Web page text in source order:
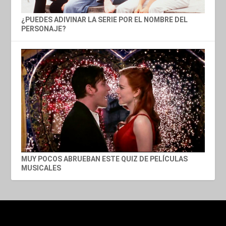
¿PUEDES ADIVINAR LA SERIE POR EL NOMBRE DEL
PERSONAJE?
MUY POCOS ABRUEBAN ESTE QUIZ DE PELÍCULAS
MUSICALES